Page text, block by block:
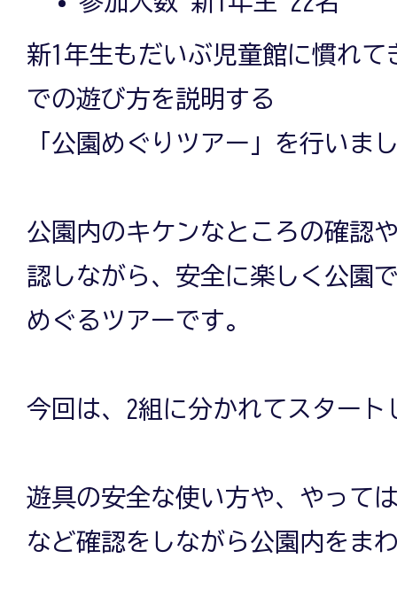
新1年生もだいぶ児童館に慣れ
での遊び方を説明する
「公園めぐりツアー」を行いま
公園内のキケンなところの確認
認しながら、安全に楽しく公園
めぐるツアーです。
今回は、2組に分かれてスタート
遊具の安全な使い方や、やって
など確認をしながら公園内をま